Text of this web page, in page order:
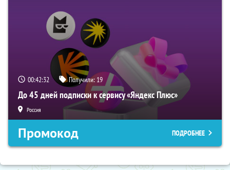
00:42:31 Получили: 19
До 45 дней подписки к сервису «Яндекс Плюс»
Россия
Промокод ПОДРОБНЕЕ